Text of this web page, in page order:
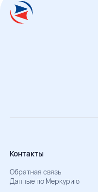
Контакты
Обратная связь
Данные по Меркурию